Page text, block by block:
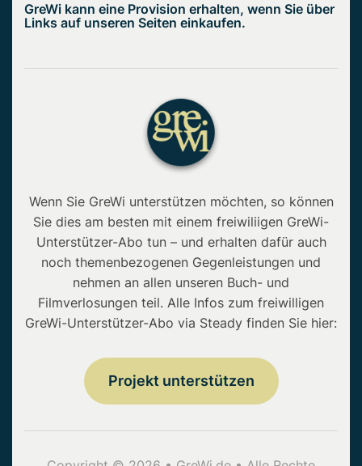
GreWi kann eine Provision erhalten, wenn Sie über
Links auf unseren Seiten einkaufen.
Wenn Sie GreWi unterstützen möchten, so können
Sie dies am besten mit einem freiwiliigen GreWi-
Unterstützer-Abo tun – und erhalten dafür auch
noch themenbezogenen Gegenleistungen und
nehmen an allen unseren Buch- und
Filmverlosungen teil. Alle Infos zum freiwilligen
GreWi-Unterstützer-Abo via Steady finden Sie hier:
Projekt unterstützen